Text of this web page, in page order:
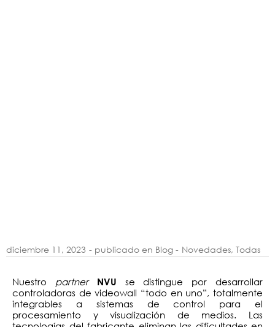
diciembre 11, 2023 - publicado en Blog - Novedades, Todas
Nuestro partnerNVU se distingue por desarrollar
controladoras de videowall “todo en uno”, totalmente
integrables a sistemas de control para el
procesamiento y visualización de medios. Las